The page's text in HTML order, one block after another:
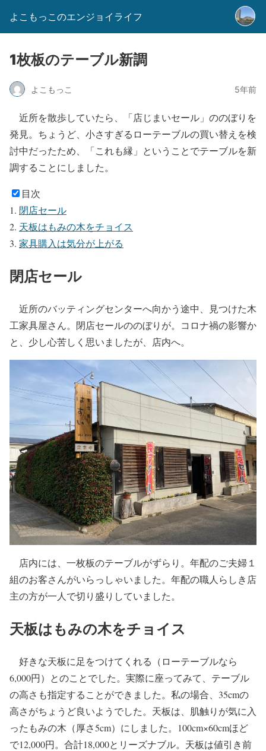
よこもっこのエンジョイライフ
1枚板のテーブル新調
よこもっこ 5年前
近所を散歩していたら、「店じまいセール」ののぼりを
発見。ちょうど、小さすぎるローテーブルの買い替えを検
討中だったため、「これも縁」ということでテーブルを新
調することにしました。
目次
閉店セール
天板はもみの木をチョイス
家具購入は気分が上がる
閉店セール
近所のバッティングセンターへ向かう途中、見つけた木
工家具屋さん。閉店セールののぼりが。コロナ禍の影響か
と、少し心苦しく思いましたが、店内へ。
店内には、一枚板のテーブルがずらり。年配のご夫婦１
組のお客さんがいらっしゃいました。年配の職人らしき店
主の方が一人で切り盛りしていました。
天板はもみの木をチョイス
好きな天板に足をつけてくれる（ローテーブルなら
6,000円）とのことでした。実際に座ってみて、テーブル
の高さも指定することができました。私の場合、35cmの
高さがちょうど良いようでした。天板は、肌触りが気に入
ったもみの木（厚さ5cm）にしました。100cm×60cmほど
で12,000円。合計18,000とリーズナブル。天板は値引き前